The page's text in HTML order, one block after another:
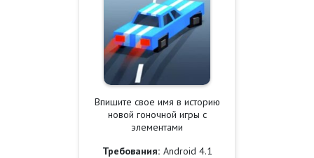
Впишите свое имя в историю
новой гоночной игры с
элементами
Требования: Android 4.1